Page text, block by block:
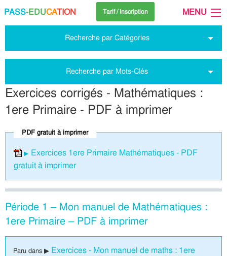
PASS-EDUCATION Tarif / Inscription MENU
Recherche par Catégories
Recherche par Mots-Clés
Exercices corrigés - Mathématiques :
1ere Primaire - PDF à imprimer
PDF gratuit à imprimer
Exercices 1ere Primaire Mathématiques - PDF
gratuit à imprimer
Période 1 – Mon manuel de Mathématiques :
1ere Primaire – PDF à imprimer
Paru dans ▶ Exercices - Mon manuel de maths : 1ere